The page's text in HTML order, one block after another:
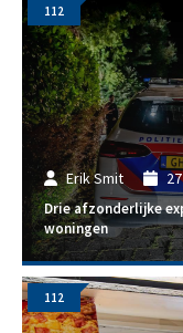
Erik Smit
Drie afzonderlijke
woningen
112
112